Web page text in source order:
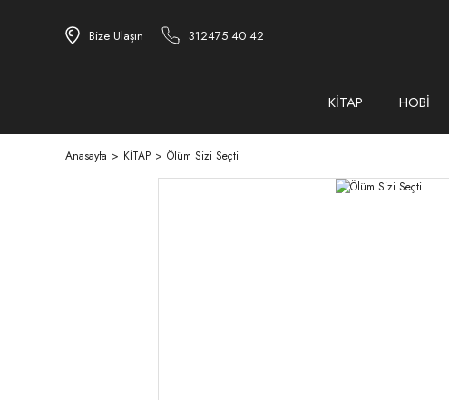
Bize Ulaşın 312475 40 42
KİTAP HOBİ
Anasayfa KİTAP Ölüm Sizi Seçti